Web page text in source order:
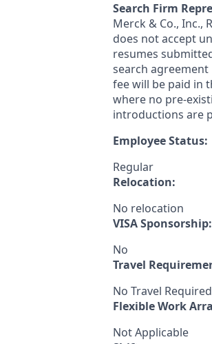
Search Firm
Merck & Co., Inc.,
does not accept
resumes
search
fee will be paid in
where no pre-
introductions are
Employee Status:
Regular
Relocation:
No relocation
VISA Sponsorship:
No
Travel
No Travel Required
Flexible Work
Not Applicable